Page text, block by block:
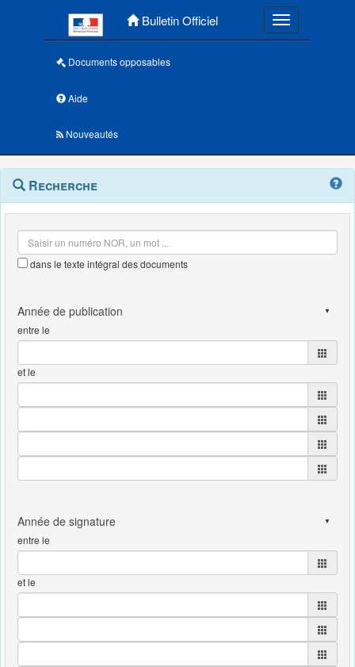
Bulletin Officiel Toggle
Documents opposables
Aide
Nouveautés
Navigation
outils
Menu
contextuel
Recherche
dans le texte intégral des documents
entre le
et le
entre le
et le